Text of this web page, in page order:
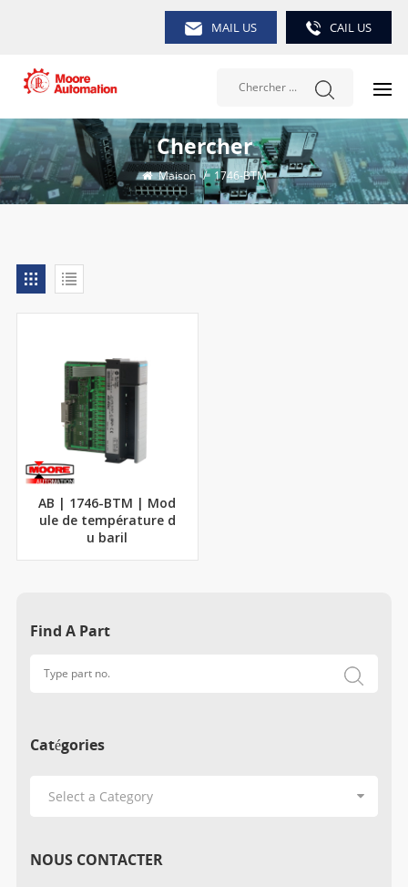
MAIL US CAIL US
Chercher
Maison / 1746-BTM
AB | 1746-BTM | Mod
ule de température d
u baril
Find A Part
Catégories
NOUS CONTACTER